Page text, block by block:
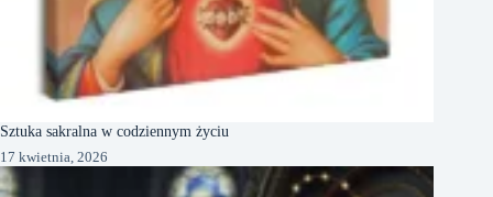
Sztuka sakralna w codziennym życiu
17 kwietnia, 2026